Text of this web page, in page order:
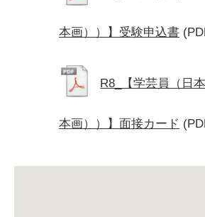
本画））】受験申込書
R8_【学芸員（日
本画））】面接カード